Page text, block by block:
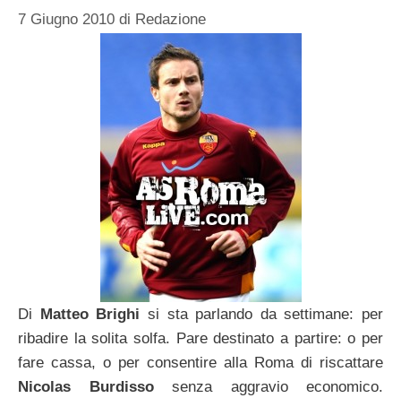
7 Giugno 2010 di Redazione
Di Matteo Brighi si sta parlando da settimane: per
ribadire la solita solfa. Pare destinato a partire: o per
fare cassa, o per consentire alla Roma di riscattare
Nicolas Burdissosenza aggravio economico.